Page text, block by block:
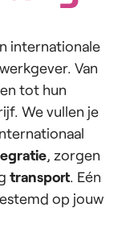
internationale
Van
tot hun
We vullen je
, zorgen
transport. Eén
op jouw